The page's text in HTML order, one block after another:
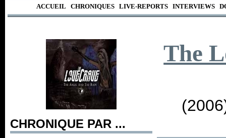
ACCUEIL CHRONIQUES LIVE-REPORTS INTERVIEWS
CHRONIQUE PAR ...
The